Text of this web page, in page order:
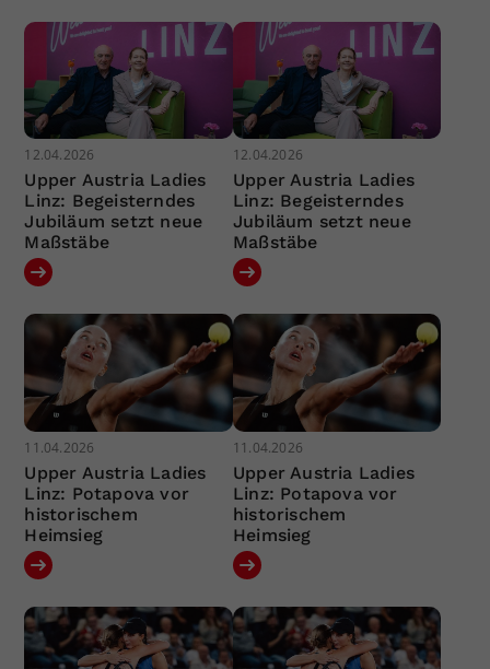
12.04.2026
Upper Austria Ladies
Linz: Begeisterndes
Jubiläum setzt neue
Maßstäbe
12.04.2026
Upper Austria Ladies
Linz: Begeisterndes
Jubiläum setzt neue
Maßstäbe
11.04.2026
Upper Austria Ladies
Linz: Potapova vor
historischem
Heimsieg
11.04.2026
Upper Austria Ladies
Linz: Potapova vor
historischem
Heimsieg